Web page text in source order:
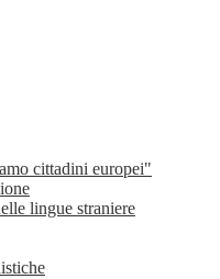
cittadini europei"
lingue straniere